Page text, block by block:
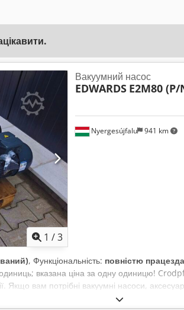
1 /3
Nyergesújfalu 941 km
Вакуумний насос
EDWARDS E2M80 (P/
, Функціональність: повністю
вказана ціна за одну одиницю!
Якщо вам потрібні вакуумні насоси,
підбором, технічними консультаціями або